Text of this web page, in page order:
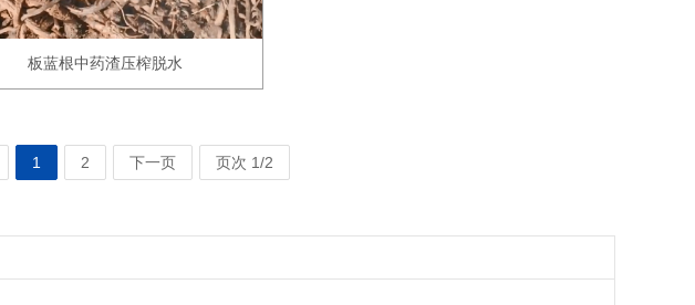
板蓝根中药渣压榨脱水
1 2 下一页 页次 1/2